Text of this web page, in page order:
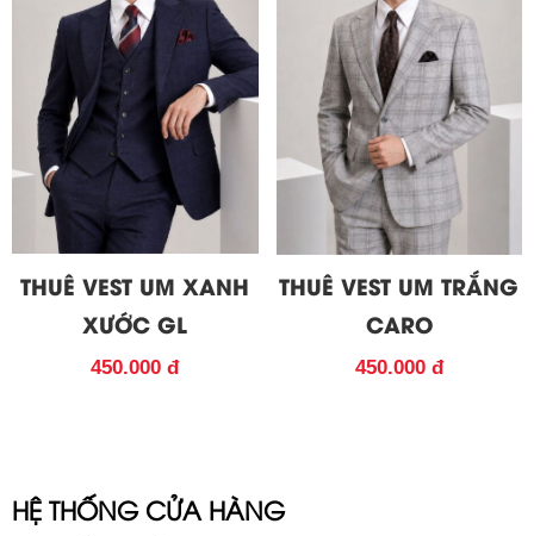
THUÊ VEST UM XANH
XƯỚC GL
450.000 đ
THUÊ VEST UM TRẮNG
CARO
450.000 đ
HỆ THỐNG CỬA HÀNG